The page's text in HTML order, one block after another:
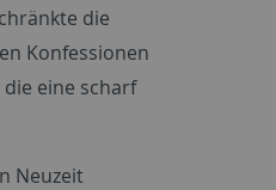
die
Konfessionen
eine scharf
Neuzeit